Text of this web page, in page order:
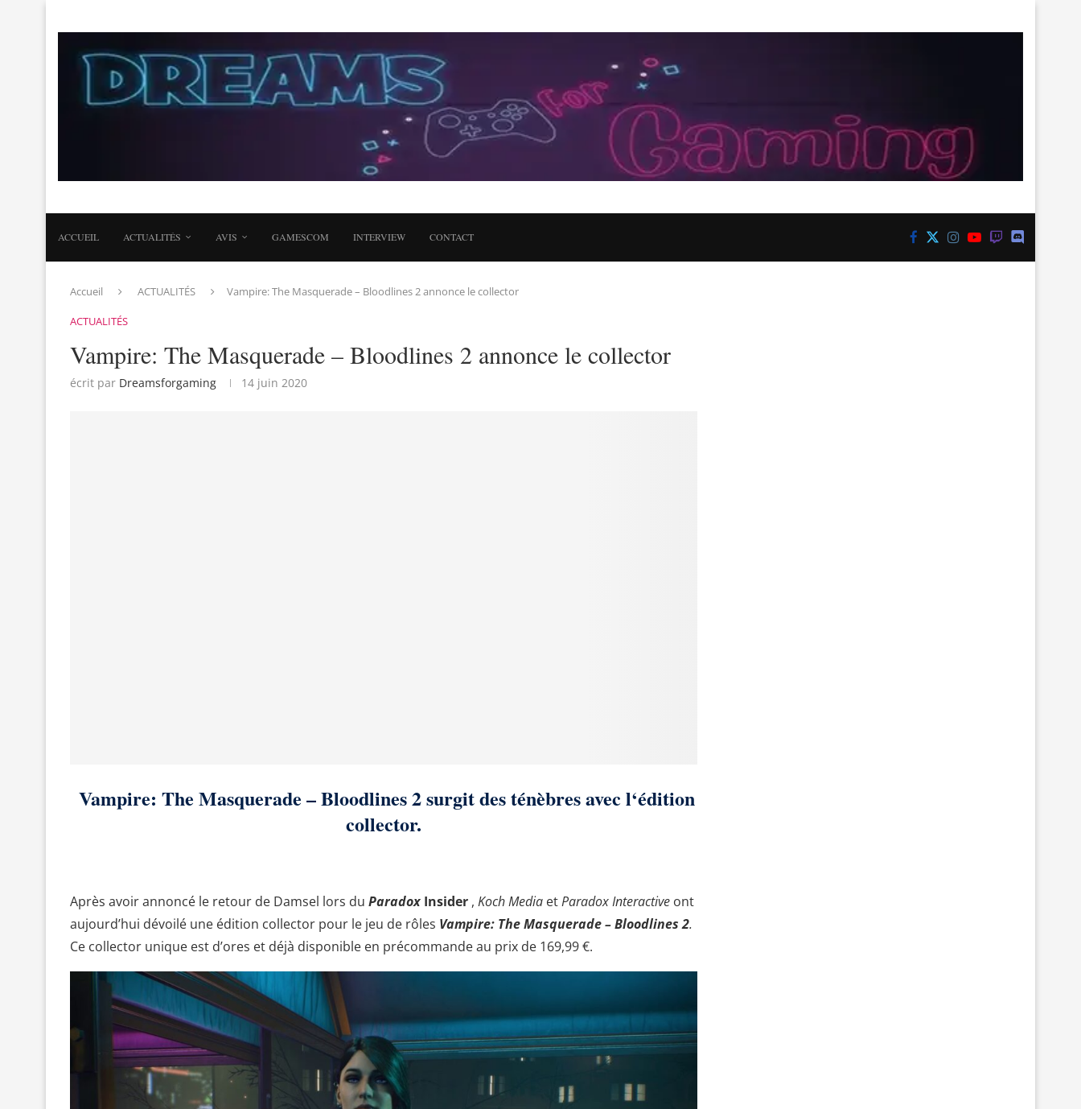
ACCUEIL ACTUALITÉS AVIS GAMESCOM INTERVIEW CONTACT
Accueil ACTUALITÉS Vampire: The Masquerade – Bloodlines 2 annonce le collector
ACTUALITÉS
Vampire: The Masquerade – Bloodlines 2 annonce le collector
écrit par Dreamsforgaming 14 juin 2020
Vampire: The Masquerade – Bloodlines 2 surgit des ténèbres avec l‘édition
collector.
Après avoir annoncé le retour de Damsel lors du Paradox Insider , Koch Media etParadox Interactive ont
aujourd’hui dévoilé une édition collector pour le jeu de rôles Vampire: The Masquerade – Bloodlines 2.
Ce collector unique est d’ores et déjà disponible en précommande au prix de 169,99 €.